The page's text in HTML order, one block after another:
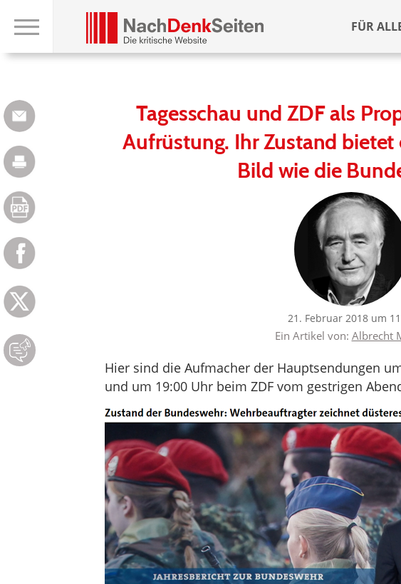
FÜR
Tagesschau und ZDF als
Aufrüstung. Ihr Zustand bietet
Bild wie die
21. Februar 2018 um
Ein Artikel von: Albrecht
Hier sind die Aufmacher der Hauptsendungen
und um 19:00 Uhr beim ZDF vom gestrigen